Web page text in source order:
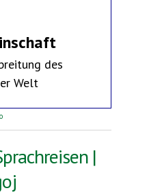
des
Welt
Deutschen Esperanto-Bundes
|